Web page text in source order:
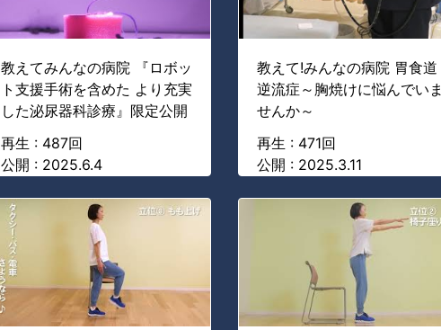
教えてみんなの病院 『ロボッ
ト支援手術を含めた より充実
した泌尿器科診療』限定公開
再生 : 487回
公開 : 2025.6.4
教えて!みんなの病院 胃食道
逆流症～胸焼けに悩んでいま
せんか～
再生 : 471回
公開 : 2025.3.11